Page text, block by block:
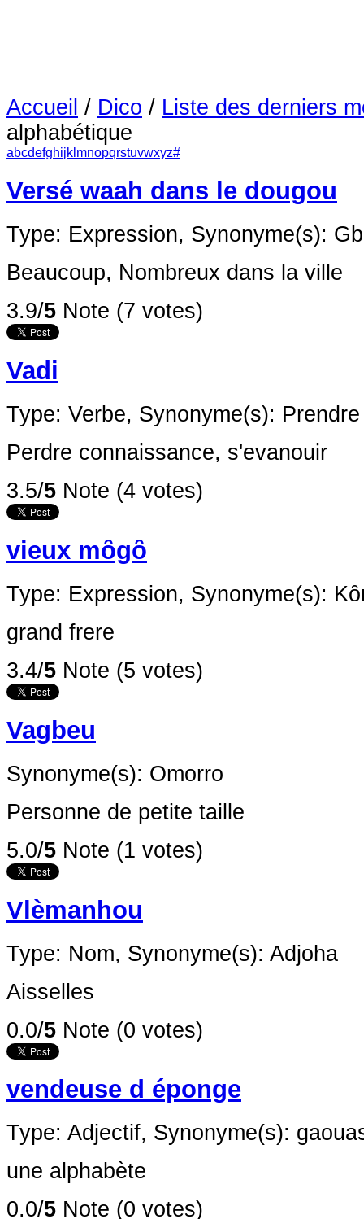
Accueil / Dico / Liste des derniers
alphabétique
abcdefghijk mnopqrstuvwxyz#
Versé waah dans le dougou
Type: Expression, Synonyme(s):
Beaucoup, Nombreux dans la ville
3.9/5 Note (7 votes)
Vadi
Type: Verbe, Synonyme(s):
Perdre connaissance, s'evanouir
3.5/5 Note (4 votes)
vieux mȏgȏ
Type: Expression, Synonyme(s):
grand frere
3.4/5 Note (5 votes)
Vagbeu
Synonyme(s): Omorro
Personne de petite taille
5.0/5 Note (1 votes)
Vlèmanhou
Type: Nom, Synonyme(s): Adjoha
Aisselles
0.0/5 Note (0 votes)
vendeuse d éponge
Type: Adjectif, Synonyme(s):
une alphabète
0.0/5 Note (0 votes)